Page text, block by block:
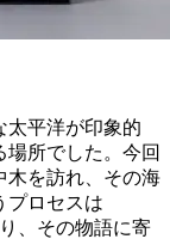
太平洋が印象的
所でした。今回
木を訪れ、その海
プロセスは
、その物語に寄